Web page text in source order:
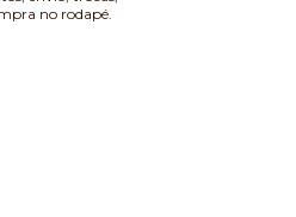
no rodapé.